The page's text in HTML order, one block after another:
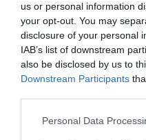
us or personal information
your opt-out. You may
disclosure of your personal
IAB’s list of downstream
also be disclosed by us to
Downstream Participants
Personal Data
Ingen video uppladdad
Logga in och ladda upp ert första
Senast uppdaterade album